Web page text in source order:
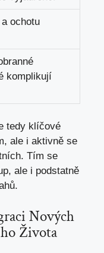
ochotu
komplikují
tedy klíčové
ale i aktivně se
Tím se
ale i podstatně
Nových
Života